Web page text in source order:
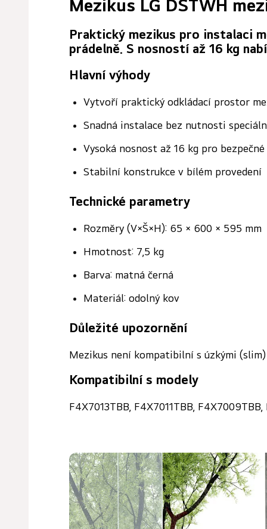
Mezikus LG DSTWH
Praktický mezikus pro instalaci
prádelně. S nosností až 16 kg
Hlavní výhody
Vytvoří praktický odkládací prostor
Snadná instalace bez nutnosti
Vysoká nosnost až 16 kg pro
Stabilní konstrukce v bílém provedení
Technické parametry
Rozměry (V×Š×H): 65 × 600 × 595 mm
Hmotnost: 7,5 kg
Barva: matná černá
Materiál: odolný kov
Důležité upozornění
Mezikus není kompatibilní s úzkými
Kompatibilní s modely
F4X7013TBB, F4X7011TBB,